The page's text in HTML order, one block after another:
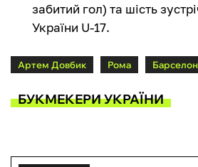
забитий гол) та шість
України U-17.
Артем Довбик Рома
БУКМЕКЕРИ УКРАЇНИ